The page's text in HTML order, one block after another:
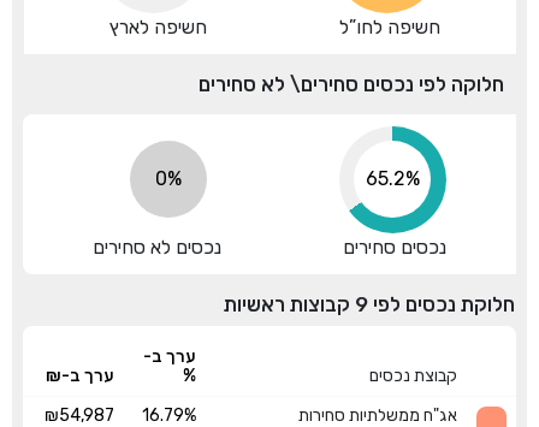
חשיפה לחו”ל חשיפה לארץ
חלוקה לפי נכסים סחירים\ לא סחירים
73.5%
נכסים סחירים
0%
נכסים לא סחירים
חלוקת נכסים לפי 9 קבוצות ראשיות
קבוצת נכסים
ערך ב-
%
ערך ב-₪
אג"ח ממשלתיות סחירות
16.79%
₪54,987